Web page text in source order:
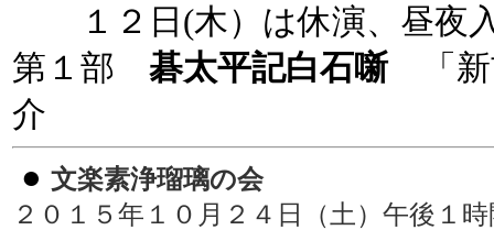
１２日(木）は休演、昼夜
第１部 碁太平記白石噺
「
介
● 文楽素浄瑠璃の会
２０１５年１０月２４日（土）午後